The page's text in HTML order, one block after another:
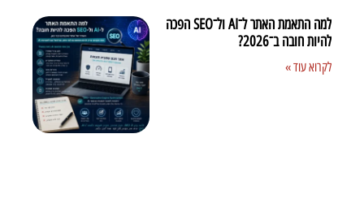
למה התאמת האתר ל־AI ול־SEO הפכה
להיות חובה ב־2026?
לקרוא עוד »